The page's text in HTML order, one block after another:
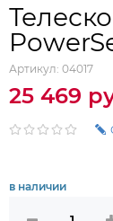
Артикул: 04017
25 469
в наличии